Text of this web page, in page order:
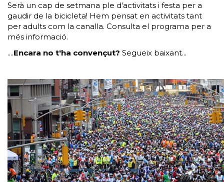
Serà un cap de setmana ple d'activitats i festa per a
gaudir de la bicicleta! Hem pensat en activitats tant
per adults com la canalla. Consulta el programa per a
més informació.
....Encara no t'ha convençut? Segueix baixant...